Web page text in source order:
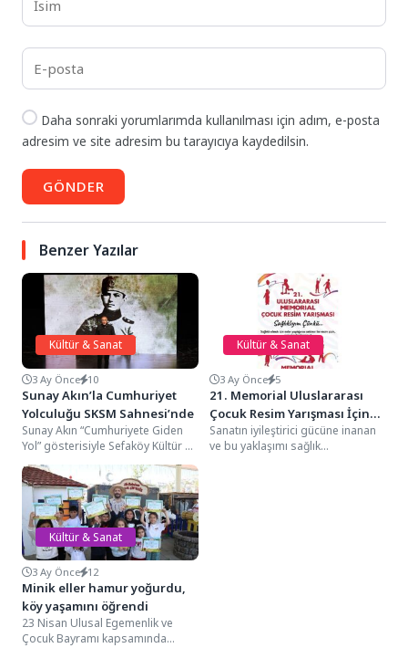
Daha sonraki yorumlarımda kullanılması için adım, e-posta
adresim ve site adresim bu tarayıcıya kaydedilsin.
GÖNDER
Benzer Yazılar
Kültür & Sanat
3 Ay Önce 10
Sunay Akın’la Cumhuriyet
Yolculuğu SKSM Sahnesi’nde
Sunay Akın “Cumhuriyete Giden
Yol” gösterisiyle Sefaköy Kültür ve
Sanat Merkezi’nde izleyiciyle
buluştu. Küçükçekmece
Belediyesi...
Kültür & Sanat
3 Ay Önce 5
21. Memorial Uluslararası
Çocuk Resim Yarışması İçin
Son Başvuru 25 Mayıs
Sanatın iyileştirici gücüne inanan
ve bu yaklaşımı sağlık
Kültür & Sanat
3 Ay Önce 12
Minik eller hamur yoğurdu,
köy yaşamını öğrendi
23 Nisan Ulusal Egemenlik ve
Çocuk Bayramı kapsamında